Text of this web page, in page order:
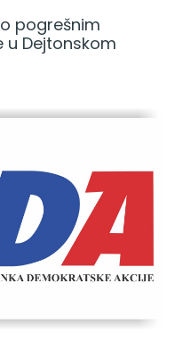
pogrešnim
u Dejtonskom